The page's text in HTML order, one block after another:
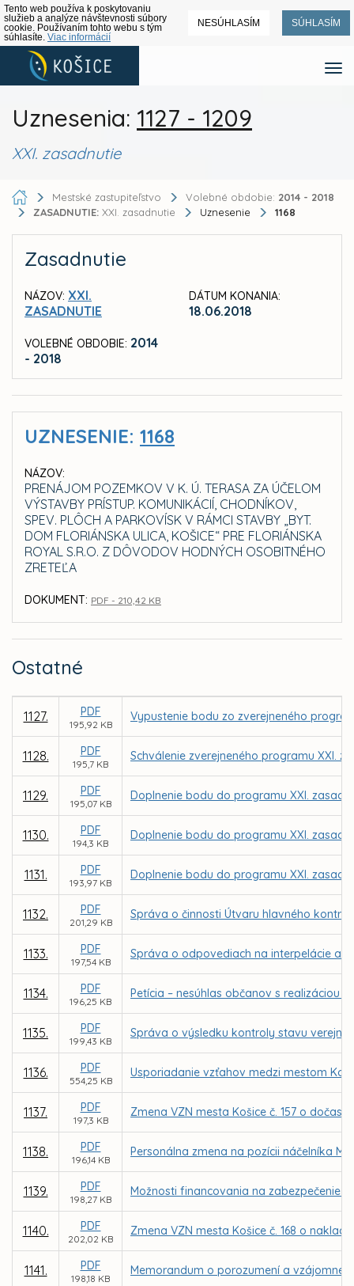
Tento web používa k poskytovaniu
služieb a analýze návštevnosti súbory
cookie. Používaním tohto webu s tým
súhlasíte. Viac informácií
NESÚHLASÍM SÚHLASÍM
Uznesenia: 1127 - 1209
XXI. zasadnutie
Mestské zastupiteľstvo Volebné obdobie: 2014 - 2018
ZASADNUTIE: XXI. zasadnutie Uznesenie 1168
Zasadnutie
NÁZOV: XXI.
ZASADNUTIE
VOLEBNÉ OBDOBIE: 2014
- 2018
DÁTUM KONANIA:
18.06.2018
UZNESENIE: 1168
NÁZOV:
PRENÁJOM POZEMKOV V K. Ú. TERASA ZA ÚČELOM
VÝSTAVBY PRÍSTUP. KOMUNIKÁCIÍ, CHODNÍKOV,
SPEV. PLÔCH A PARKOVÍSK V RÁMCI STAVBY „BYT.
DOM FLORIÁNSKA ULICA, KOŠICE“ PRE FLORIÁNSKA
ROYAL S.R.O. Z DÔVODOV HODNÝCH OSOBITNÉHO
ZRETEĽA
DOKUMENT: PDF - 210,42 KB
Ostatné
1127. PDF
195,92 KB
Vypustenie bodu zo zverejneného
1128. PDF
195,7 KB
Schválenie zverejneného programu XXI.
1129. PDF
195,07 KB
Doplnenie bodu do programu XXI.
1130. PDF
194,3 KB
Doplnenie bodu do programu XXI.
1131. PDF
193,97 KB
Doplnenie bodu do programu XXI.
1132. PDF
201,29 KB
Správa o činnosti Útvaru hlavného
1133. PDF
197,54 KB
Správa o odpovediach na interpelácie a
1134. PDF
196,25 KB
Petícia – nesúhlas občanov s realizáciou
1135. PDF
199,43 KB
Správa o výsledku kontroly stavu
1136. PDF
554,25 KB
Usporiadanie vzťahov medzi mestom
1137. PDF
197,3 KB
Zmena VZN mesta Košice č. 157 o
1138. PDF
196,14 KB
Personálna zmena na pozícii náčelníka
1139. PDF
198,27 KB
Možnosti financovania na zabezpečenie
1140. PDF
202,02 KB
Zmena VZN mesta Košice č. 168 o
1141. PDF
198,18 KB
Memorandum o porozumení a vzájomnej